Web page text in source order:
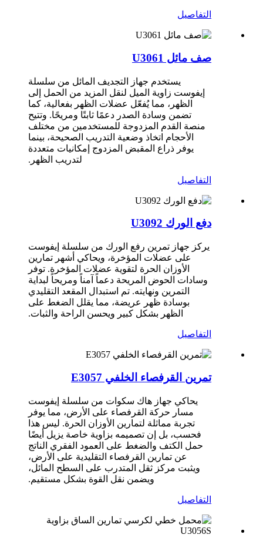
التفاصيل
صف مائل U3061
يستخدم جهاز التجديف المائل من سلسلة
إيفوست زاوية الميل لنقل المزيد من الحمل إلى
الظهر، مما يُفعّل عضلات الظهر بفعالية، كما
تضمن وسادة الصدر دعمًا ثابتًا ومريحًا. وتتيح
منصة القدم المزدوجة للمستخدمين من مختلف
الأحجام اتخاذ وضعية التدريب الصحيحة، بينما
يوفر ذراع المقبض المزدوج إمكانيات متعددة
لتدريب الظهر.
التفاصيل
دفع الورك U3092
يركز جهاز تمرين رفع الورك من سلسلة إيفوست
على عضلات المؤخرة، ويحاكي أشهر تمارين
الأوزان الحرة لتقوية عضلات المؤخرة. توفر
وسادات الحوض المريحة دعماً آمناً ومريحاً لبداية
التمرين ونهايته. تم استبدال المقعد التقليدي
بوسادة ظهر عريضة، مما يقلل الضغط على
الظهر بشكل كبير ويحسن الراحة والثبات.
التفاصيل
تمرين القرفصاء الخلفي E3057
يحاكي جهاز هاك سكوات من سلسلة إيفوست
مسار حركة القرفصاء على الأرض، مما يوفر
تجربة مماثلة لتمارين الأوزان الحرة. ليس هذا
فحسب، بل إن تصميمه بزاوية خاصة يزيل أيضًا
حمل الكتف والضغط على العمود الفقري الناتج
عن تمارين القرفصاء التقليدية على الأرض،
ويثبت مركز ثقل المتدرب على السطح المائل،
ويضمن نقل القوة بشكل مستقيم.
التفاصيل